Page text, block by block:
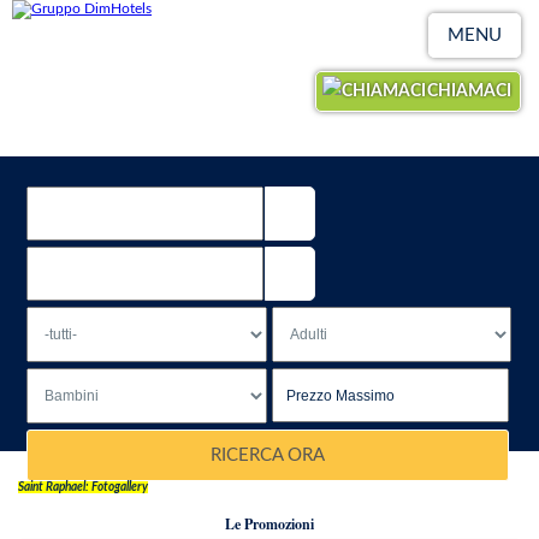
MENU
CHIAMACI
RICERCA ORA
Saint Raphael: Fotogallery
Le Promozioni